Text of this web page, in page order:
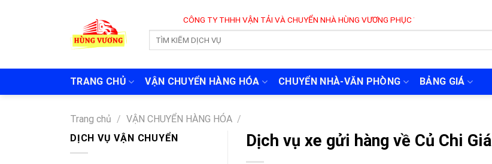
CÔNG TY THHH VẬN TẢI VÀ CHUYỂN NHÀ HÙNG VƯƠNG PHỤC VỤ 24/7
TRANG CHỦ VẬN CHUYỂN HÀNG HÓA CHUYỂN NHÀ-VĂN PHÒNG BẢNG GIÁ
Trang chủ / VẬN CHUYỂN HÀNG HÓA /
DỊCH VỤ VẬN CHUYỂN
Dịch vụ xe gửi hàng về Củ Chi